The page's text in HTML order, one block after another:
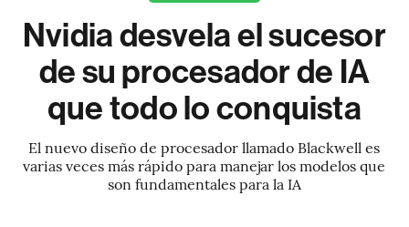
Nvidia desvela el sucesor
de su procesador de IA
que todo lo conquista
El nuevo diseño de procesador llamado Blackwell es
varias veces más rápido para manejar los modelos que
son fundamentales para la IA